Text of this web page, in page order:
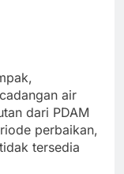
air
dari PDAM
perbaikan,
tersedia